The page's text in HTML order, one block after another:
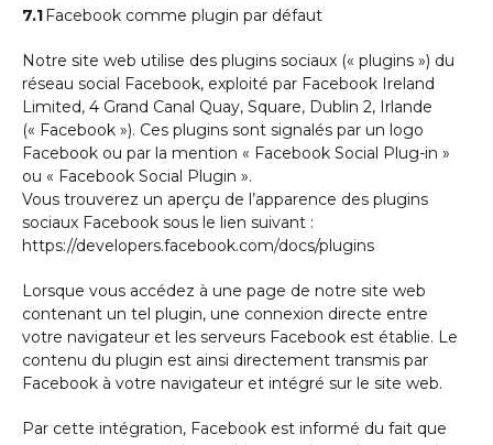
7.1 Facebook comme plugin par défaut
Notre site web utilise des plugins sociaux (« plugins ») du
réseau social Facebook, exploité par Facebook Ireland
Limited, 4 Grand Canal Quay, Square, Dublin 2, Irlande
(« Facebook »). Ces plugins sont signalés par un logo
Facebook ou par la mention « Facebook Social Plug-in »
ou « Facebook Social Plugin ».
Vous trouverez un aperçu de l’apparence des plugins
sociaux Facebook sous le lien suivant :
https://developers.facebook.com/docs/plugins
Lorsque vous accédez à une page de notre site web
contenant un tel plugin, une connexion directe entre
votre navigateur et les serveurs Facebook est établie. Le
contenu du plugin est ainsi directement transmis par
Facebook à votre navigateur et intégré sur le site web.
Par cette intégration, Facebook est informé du fait que